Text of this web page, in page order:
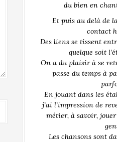
du bien en
Et puis au delà de
contact
Des liens se tissent
quelque soit
On a du plaisir à se
passe du temps à
En jouant dans les
j’ai l’impression de
métier, à savoir,
Les chansons sont